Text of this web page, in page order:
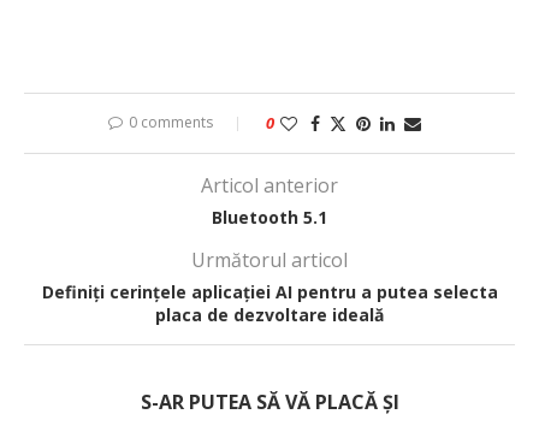
0 comments 0
Articol anterior
Bluetooth 5.1
Următorul articol
Definiți cerințele aplicației AI pentru a putea selecta
placa de dezvoltare ideală
S-AR PUTEA SĂ VĂ PLACĂ ȘI